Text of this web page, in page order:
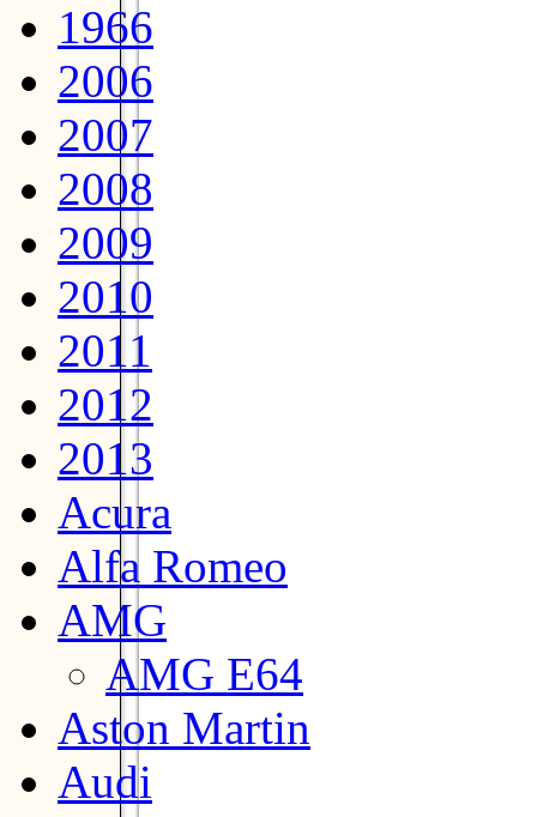
1966
2006
2007
2008
2009
2010
2011
2012
2013
Acura
Alfa Romeo
AMG
AMG E64
Aston Martin
Audi